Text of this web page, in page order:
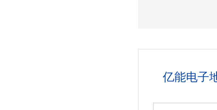
亿能电子